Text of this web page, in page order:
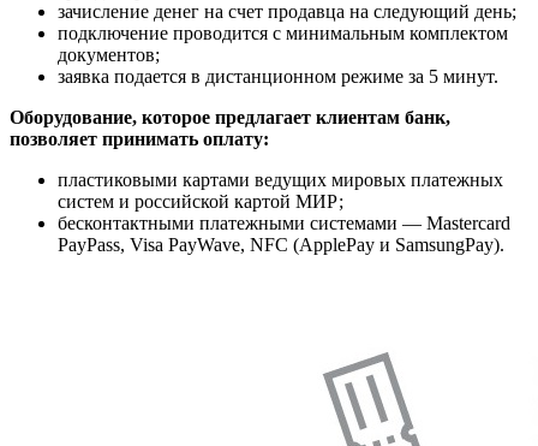
зачисление денег на счет продавца на следующий день;
подключение проводится с минимальным комплектом
документов;
заявка подается в дистанционном режиме за 5 минут.
Оборудование, которое предлагает клиентам банк,
позволяет принимать оплату:
пластиковыми картами ведущих мировых платежных
систем и российской картой МИР;
бесконтактными платежными системами — Mastercard
PayPass, Visa PayWave, NFC (ApplePay и SamsungPay).